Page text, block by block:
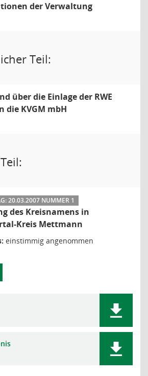
der Verwaltung
Teil:
über die Einlage der RWE
die KVGM mbH
20.03.2007 NUMMER 1
des Kreisnamens in
Kreis Mettmann
einstimmig angenommen